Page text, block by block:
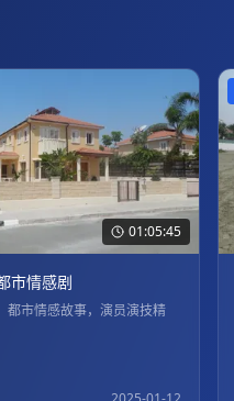
01:05:45
市情感剧
都市情感故事，演员演技精